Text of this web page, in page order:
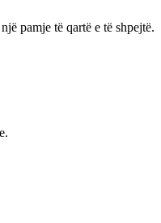
pamje të qartë e të shpejtë.